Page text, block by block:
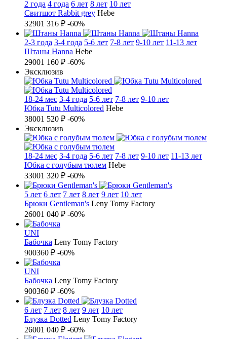
2 года 4 года 6 лет 8 лет 10 лет
Свитшот Rabbit grey Hebe
32901 316 ₽ -60%
2-3 года 3-4 года 5-6 лет 7-8 лет 9-10 лет 11-13 лет
Штаны Hanna Hebe
29001 160 ₽ -60%
Эксклюзив
18-24 мес 3-4 года 5-6 лет 7-8 лет 9-10 лет
Юбка Tutu Multicolored Hebe
38001 520 ₽ -60%
Эксклюзив
18-24 мес 3-4 года 5-6 лет 7-8 лет 9-10 лет 11-13 лет
Юбка с голубым тюлем Hebe
33001 320 ₽ -60%
5 лет 6 лет 7 лет 8 лет 9 лет 10 лет
Брюки Gentleman's Leny Tomy Factory
26001 040 ₽ -60%
UNI
Бабочка Leny Tomy Factory
900360 ₽ -60%
UNI
Бабочка Leny Tomy Factory
900360 ₽ -60%
6 лет 7 лет 8 лет 9 лет 10 лет
Блузка Dotted Leny Tomy Factory
26001 040 ₽ -60%